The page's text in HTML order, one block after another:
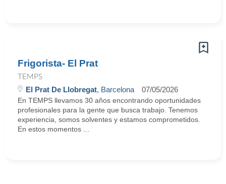
Frigorista- El Prat
TEMPS
El Prat De Llobregat, Barcelona 07/05/2026
En TEMPS llevamos 30 años encontrando oportunidades
profesionales para la gente que busca trabajo. Tenemos
experiencia, somos solventes y estamos comprometidos.
En estos momentos ...